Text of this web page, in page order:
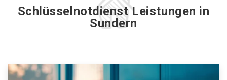
Schlüsselnotdienst Leistungen in
Sundern